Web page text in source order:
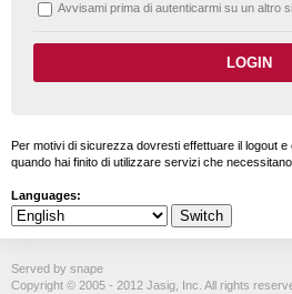
Avvisami prima di autenticarmi su un altro
Per motivi di sicurezza dovresti effettuare il logout
quando hai finito di utilizzare servizi che
Languages:
Served by snape
Copyright © 2005 - 2012 Jasig, Inc. All rights